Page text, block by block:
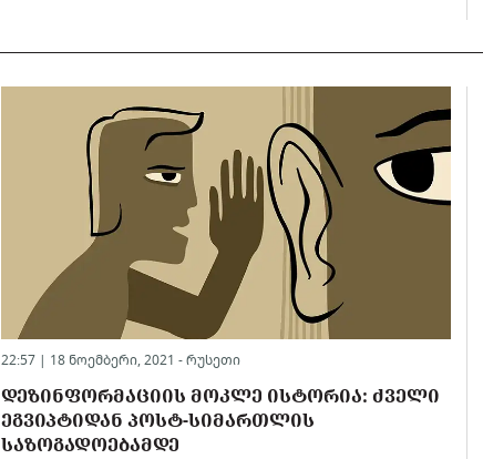
22:57 | 18 ნოემბერი, 2021 - რუსეთი
ᲓᲔᲖᲘᲜᲤᲝᲠᲛᲐᲪᲘᲘᲡ ᲛᲝᲙᲚᲔ ᲘᲡᲢᲝᲠᲘᲐ: ᲫᲕᲔᲚᲘ
ᲔᲒᲕᲘᲞᲢᲘᲓᲐᲜ ᲞᲝᲡᲢ-ᲡᲘᲛᲐᲠᲗᲚᲘᲡ
ᲡᲐᲖᲝᲒᲐᲓᲝᲔᲑᲐᲛᲓᲔ